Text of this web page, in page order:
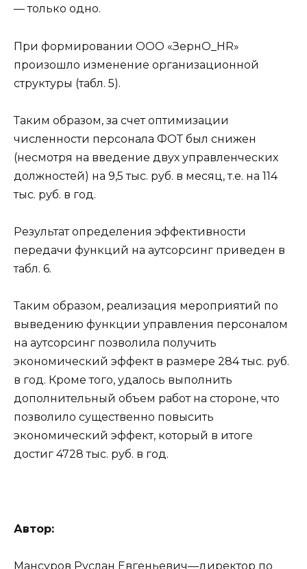
— только одно.
При формировании ООО «ЗернО_HR»
произошло изменение организационной
структуры (табл. 5).
Таким образом, за счет оптимизации
численности персонала ФОТ был снижен
(несмотря на введение двух управленческих
должностей) на 9,5 тыс. руб. в месяц, т.е. на 114
тыс. руб. в год.
Результат определения эффективности
передачи функций на аутсорсинг приведен в
табл. 6.
Таким образом, реализация мероприятий по
выведению функции управления персоналом
на аутсорсинг позволила получить
экономический эффект в размере 284 тыс. руб.
в год. Кроме того, удалось выполнить
дополнительный объем работ на стороне, что
позволило существенно повысить
экономический эффект, который в итоге
достиг 4728 тыс. руб. в год.
Автор:
Мансуров Руслан Евгеньевич—директор по